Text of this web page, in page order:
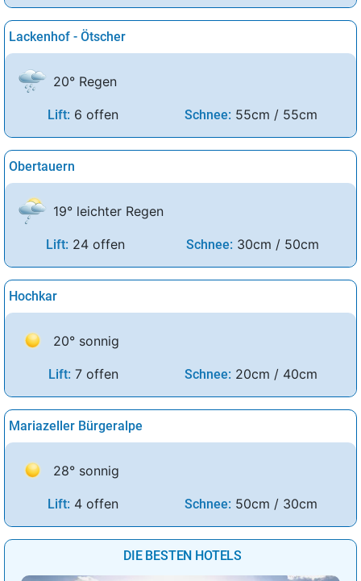
Lackenhof - Ötscher
20° Regen
Lift: 6 offen Schnee: 55cm / 55cm
Obertauern
19° leichter Regen
Lift: 24 offen Schnee: 30cm / 50cm
Hochkar
20° sonnig
Lift: 7 offen Schnee: 20cm / 40cm
Mariazeller Bürgeralpe
28° sonnig
Lift: 4 offen Schnee: 50cm / 30cm
DIE BESTEN HOTELS